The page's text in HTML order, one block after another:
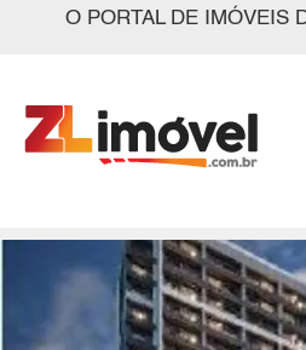
O PORTAL DE IMÓVEIS